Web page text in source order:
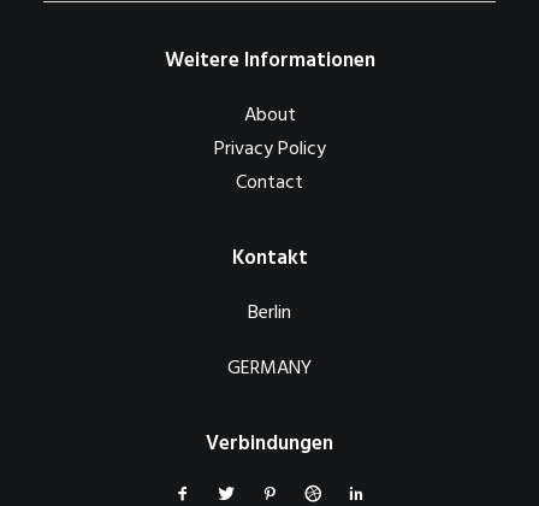
Weitere Informationen
About
Privacy Policy
Contact
Kontakt
Berlin
GERMANY
Verbindungen